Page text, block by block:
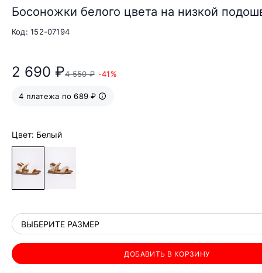
Босоножки белого цвета на низкой
Код: 152-07194
2 690 ₽4 550 ₽ -41%
4 платежа по 689 ₽
Цвет: Белый
ВЫБЕРИТЕ РАЗМЕР
ДОБАВИТЬ В КОРЗИНУ